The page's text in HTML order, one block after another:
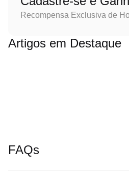
Recompensa Exclusiva de
Artigos em Destaque
FAQs